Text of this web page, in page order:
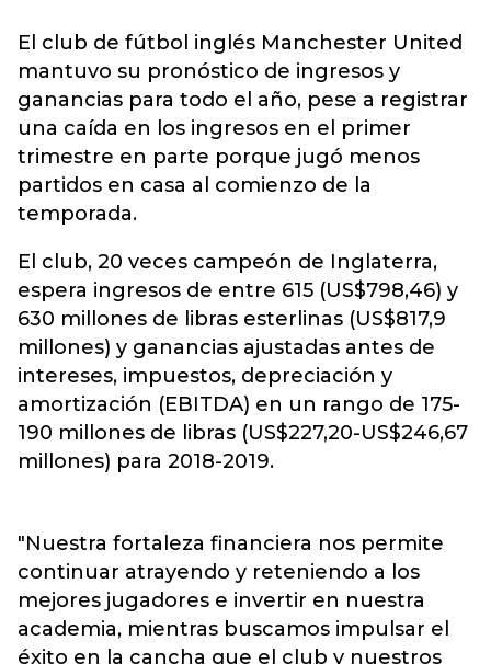
El club de fútbol inglés Manchester United
mantuvo su pronóstico de ingresos y
ganancias para todo el año, pese a registrar
una caída en los ingresos en el primer
trimestre en parte porque jugó menos
partidos en casa al comienzo de la
temporada.
El club, 20 veces campeón de Inglaterra,
espera ingresos de entre 615 (US$798,46) y
630 millones de libras esterlinas (US$817,9
millones) y ganancias ajustadas antes de
intereses, impuestos, depreciación y
amortización (EBITDA) en un rango de 175-
190 millones de libras (US$227,20-US$246,67
millones) para 2018-2019.
"Nuestra fortaleza financiera nos permite
continuar atrayendo y reteniendo a los
mejores jugadores e invertir en nuestra
academia, mientras buscamos impulsar el
éxito en la cancha que el club y nuestros